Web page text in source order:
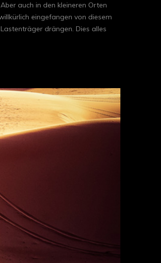
auch in den kleineren Orten
eingefangen von diesem
drängen. Dies alles